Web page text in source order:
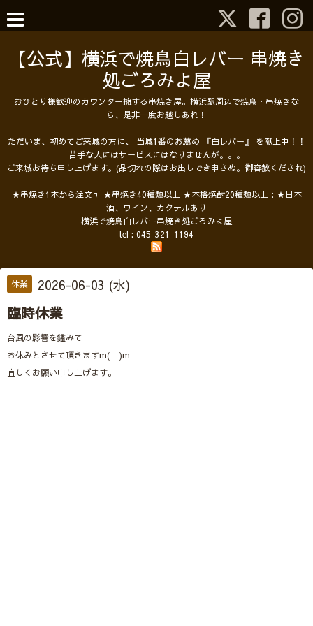
【公式】横浜で焼鳥白レバー 串焼き
処ごろみよ屋
おひとり様歓迎のカウンター擁する串焼き屋。横浜駅周辺で焼鳥・串焼きな
ら、是非一度お越しあれ！
ただいま、初めてご来城の方に、 当城1番のお薦め 『白レバー』 を献上中！！
苦手な人にはサービスにはなりませんが。。。
ご来城お待ち申し上げます。(品切れの際はお出しでき申さぬ。御容赦くだされ)
★串焼き1本から注文可 ★串焼き40種類以上 ★本格焼酎20種類以上：★日本
酒、ワイン、カクテルあり
横浜で焼鳥白レバー串焼き処ごろみよ屋
tel : 045-321-1194
休業 2026-06-03 (水)
臨時休業
台風の影響を鑑みて
お休みとさせて頂きますm(__)m
宜しくお願い申し上げます。